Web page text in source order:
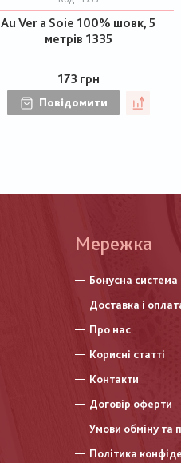
Au Ver a Soie 100% шовк, 5
метрів 1335
173 грн
Повідомити
Меню
нижнього
Мережка
Бонусна система
Доставка і
Про нас
Корисні статті
Контакти
Договір оферти
Умови обміну та
Політика